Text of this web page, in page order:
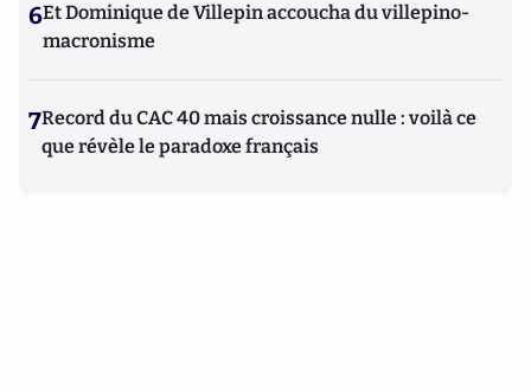
6Et Dominique de Villepin accoucha du villepino-
macronisme
7Record du CAC 40 mais croissance nulle : voilà ce
que révèle le paradoxe français